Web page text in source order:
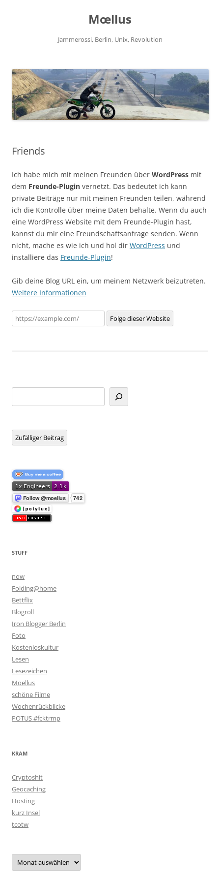
Mœllus
Jammerossi, Berlin, Unix, Revolution
Friends
Ich habe mich mit meinen Freunden über WordPress mit
dem Freunde-Plugin vernetzt. Das bedeutet ich kann
private Beiträge nur mit meinen Freunden teilen, während
ich die Kontrolle über meine Daten behalte. Wenn du auch
eine WordPress Website mit dem Freunde-Plugin hast,
kannst du mir eine Freundschaftsanfrage senden. Wenn
nicht, mache es wie ich und hol dir WordPress und
installiere das Freunde-Plugin!
Gib deine Blog URL ein, um meinem Netzwerk beizutreten.
Weitere Informationen
Folge dieser Website
Zufälliger Beitrag
STUFF
now
Folding@home
Bettflix
Blogroll
Iron Blogger Berlin
Foto
Kostenloskultur
Lesen
Lesezeichen
Moellus
schöne Filme
Wochenrückblicke
POTUS #fcktrmp
KRAM
Cryptoshit
Geocaching
Hosting
kurz Insel
tcotw
Archiv